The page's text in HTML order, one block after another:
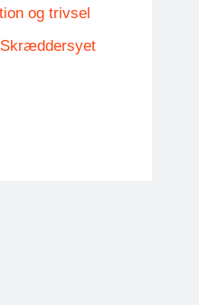
og trivsel